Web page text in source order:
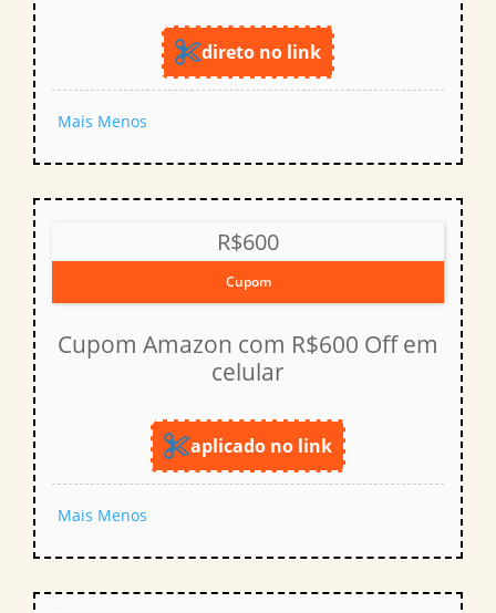
direto no link
Mais Menos
R$600
Cupom
Cupom Amazon com R$600 Off em
celular
aplicado no link
Mais Menos